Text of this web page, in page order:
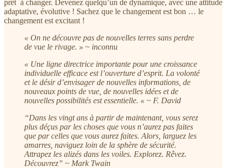
prêt à changer. Devenez quelqu’un de dynamique, avec une attitude
adaptative, évolutive ! Sachez que le changement est bon … le
changement est excitant !
« On ne découvre pas de nouvelles terres sans perdre
de vue le rivage. » ~ inconnu
« Une ligne directrice importante pour une croissance
individuelle efficace est l’ouverture d’esprit. La volonté
et le désir d’envisager de nouvelles informations, de
nouveaux points de vue, de nouvelles idées et de
nouvelles possibilités est essentielle. « ~ F. David
“Dans les vingt ans à partir de maintenant, vous serez
plus déçus par les choses que vous n’aurez pas faites
que par celles que vous aurez faites. Alors, larguez les
amarres, naviguez loin de la sphère de sécurité.
Attrapez les alizés dans les voiles. Explorez. Rêvez.
Découvrez” ~ Mark Twain